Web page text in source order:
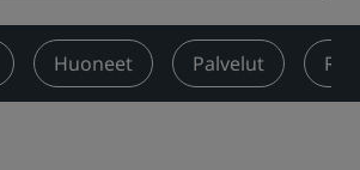
Huoneet Palvelut